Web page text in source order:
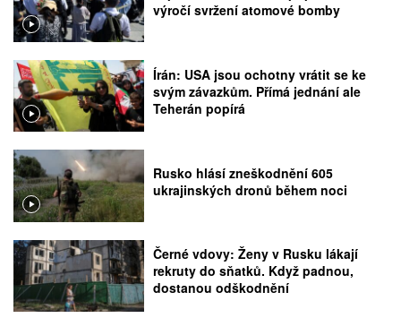
výročí svržení atomové bomby
Írán: USA jsou ochotny vrátit se ke
svým závazkům. Přímá jednání ale
Teherán popírá
Rusko hlásí zneškodnění 605
ukrajinských dronů během noci
Černé vdovy: Ženy v Rusku lákají
rekruty do sňatků. Když padnou,
dostanou odškodnění